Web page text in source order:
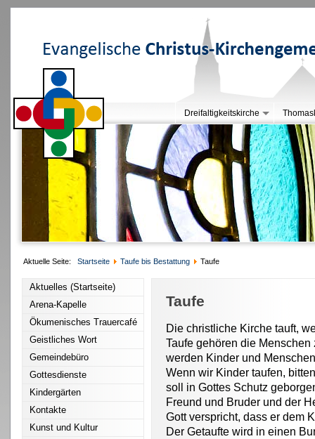
Dreifaltigkeitskirche
Aktuelle Seite: Startseite Taufe bis Bestattung Taufe
Aktuelles (Startseite)
Arena-Kapelle
Ökumenisches Trauercafé
Geistliches Wort
Gemeindebüro
Gottesdienste
Kindergärten
Kontakte
Kunst und Kultur
Taufe
Die christliche Kirche tauft,
Taufe gehören die
werden Kinder und
Wenn wir Kinder taufen,
soll in Gottes Schutz
Freund und Bruder und der
Gott verspricht, dass er dem
Der Getaufte wird in einen